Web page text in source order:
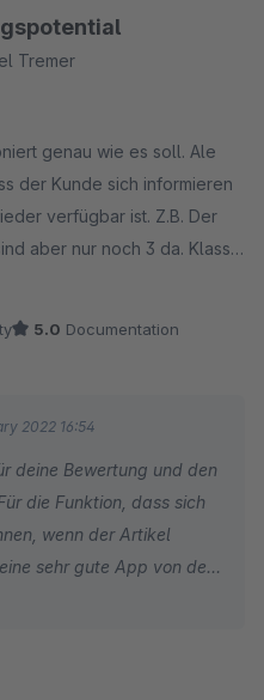
Tremer
genau wie es soll. Ale
der Kunde sich informieren
verfügbar ist. Z.B. Der
aber nur noch 3 da. Klasse
direkt in den Einstellungen
5.0 Documentation
2022 16:54
deine Bewertung und den
die Funktion, dass sich
wenn der Artikel
sehr gute App von dem
Shopware Store. Such